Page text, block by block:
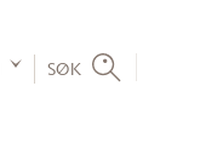
SØK